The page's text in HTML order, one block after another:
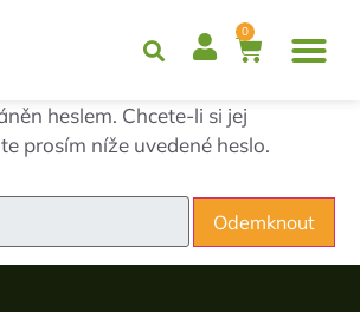
0
heslem. Chcete-li si jej
prosím níže uvedené heslo.